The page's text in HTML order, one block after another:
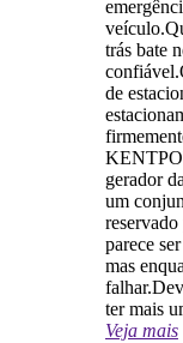
trás bate
de
gerador
um
parece
mas
ter mais
Veja mais